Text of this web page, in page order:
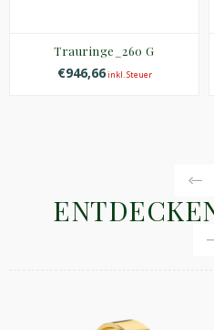
Trauringe_260 G
€946,66inkl. Steuer